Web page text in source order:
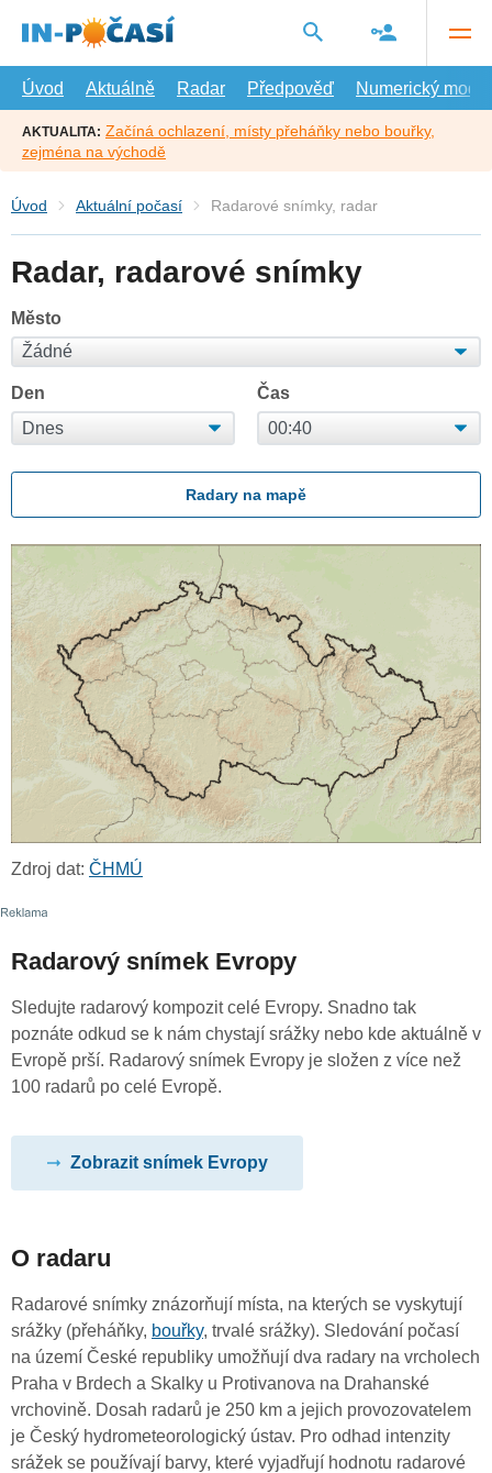
hlavní
Úvod
Aktuálně Radar Předpověď Numerický model
AKTUALITA: Začíná ochlazení, místy přeháňky nebo bouřky,
zejména na východě
Úvod Aktuální počasí Radarové snímky, radar
Radar, radarové snímky
Město
Den Čas
Radary na mapě
Zdroj dat: ČHMÚ
Radarový snímek Evropy
Sledujte radarový kompozit celé Evropy. Snadno tak
poznáte odkud se k nám chystají srážky nebo kde aktuálně v
Evropě prší. Radarový snímek Evropy je složen z více než
100 radarů po celé Evropě.
Zobrazit snímek Evropy
O radaru
Radarové snímky znázorňují místa, na kterých se vyskytují
srážky (přeháňky, bouřky, trvalé srážky). Sledování počasí
na území České republiky umožňují dva radary na vrcholech
Praha v Brdech a Skalky u Protivanova na Drahanské
vrchovině. Dosah radarů je 250 km a jejich provozovatelem
je Český hydrometeorologický ústav. Pro odhad intenzity
srážek se používají barvy, které vyjadřují hodnotu radarové